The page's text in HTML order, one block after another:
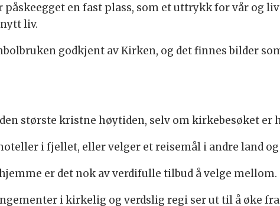
en fast plass, som et uttrykk for vår og
liv.
godkjent av Kirken, og det finnes bilder
største kristne høytiden, selv om kirkebesøket er
i fjellet, eller velger et reisemål i andre land og
er det nok av verdifulle tilbud å velge mellom.
i kirkelig og verdslig regi ser ut til å øke